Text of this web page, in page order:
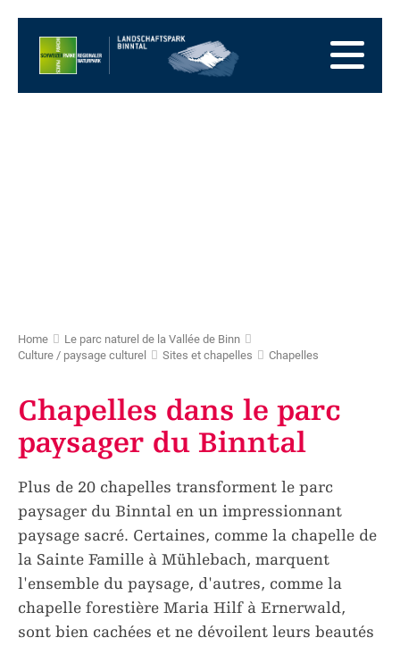
Home
Le parc naturel de la Vallée de Binn
Culture / paysage culturel
Sites et chapelles Chapelles
Chapelles dans le parc
paysager du Binntal
Plus de 20 chapelles transforment le parc
paysager du Binntal en un impressionnant
paysage sacré. Certaines, comme la chapelle de
la Sainte Famille à Mühlebach, marquent
l'ensemble du paysage, d'autres, comme la
chapelle forestière Maria Hilf à Ernerwald,
sont bien cachées et ne dévoilent leurs beautés